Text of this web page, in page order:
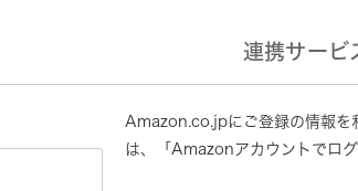
連携サービ
Amazon.co.jpにご登録の情報を
は、「Amazonアカウントでロ